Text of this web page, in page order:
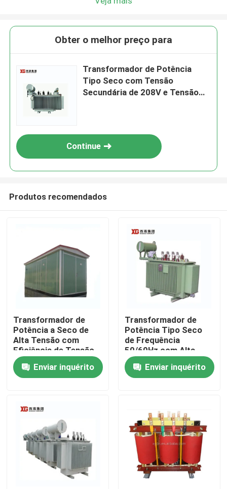
Produtos
Obter o melhor preço para
Transformador de Potência
Tipo Seco com Tensão
Secundária de 208V e Tensão
Continue
Produtos recomendados
Transformador de
Potência a Seco de
Alta Tensão com
Eficiência de Tensão
Secundária de 11kv e
208VEnviar inquérito
Transformador de
Potência Tipo Seco
de Frequência
50/60Hz com Alta
Tensão de 11kv 10kv
6kv e Seguro do
Produto
Enviar inquérito